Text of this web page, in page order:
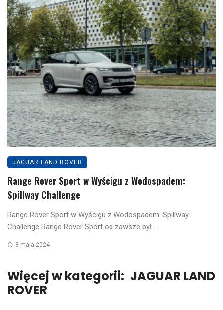
JAGUAR LAND ROVER
Range Rover Sport w Wyścigu z Wodospadem:
Spillway Challenge
Range Rover Sport w Wyścigu z Wodospadem: Spillway
Challenge Range Rover Sport od zawsze był ...
8 maja 2024
Więcej w kategorii: JAGUAR LAND
ROVER